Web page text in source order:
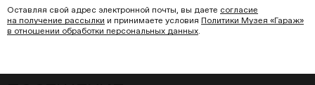
Оставляя свой адрес электронной почты, вы даете согласие
на получение рассылки и принимаете условия Политики Музея «Гараж»
в отношении обработки персональных данных.